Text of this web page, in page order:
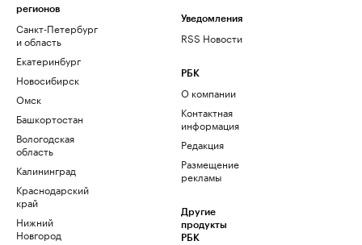
регионов
Санкт-Петербург
и область
Екатеринбург
Новосибирск
Омск
Башкортостан
Вологодская
область
Калининград
Краснодарский
край
Нижний
Новгород
Уведомления
RSS Новости
РБК
О компании
Контактная
информация
Редакция
Размещение
рекламы
Другие
продукты
РБК